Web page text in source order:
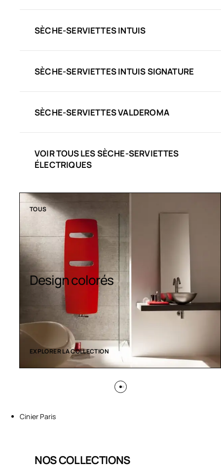
SÈCHE-SERVIETTES INTUIS
SÈCHE-SERVIETTES INTUIS SIGNATURE
SÈCHE-SERVIETTES VALDEROMA
VOIR TOUS LES SÈCHE-SERVIETTES
ÉLECTRIQUES
TOUS
Sèche-serviettes
contemporains
EXPLORER LA COLLECTION
Cinier Paris
NOS COLLECTIONS